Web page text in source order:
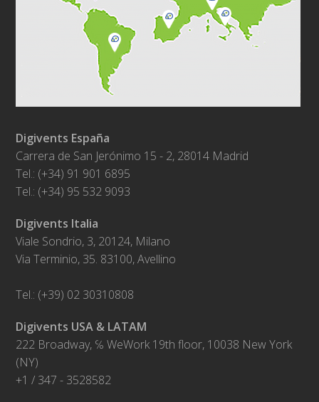
Digivents España
Carrera de San Jerónimo 15 - 2, 28014 Madrid
Tel.: (+34) 91 901 6895
Tel.: (+34) 95 532 9093
Digivents Italia
Viale Sondrio, 3, 20124, Milano
Via Terminio, 35. 83100, Avellino
Tel.: (+39) 02 30310808
Digivents USA & LATAM
222 Broadway, ℅ WeWork 19th floor, 10038 New York
(NY)
+1 / 347 - 3528582